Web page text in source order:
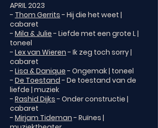
APRIL 2023
- Thom Gerrits - Hij die het weet |
cabaret
- Mila & Julie - Liefde met een grote L |
toneel
- Lex van Wieren - Ik zeg toch sorry |
cabaret
- Lisa & Danique - Ongemak | toneel
- De Toestand - De toestand van de
liefde | muziek
- Rashid Dijks - Onder constructie |
cabaret
- Mirjam Tideman - Ruïnes |